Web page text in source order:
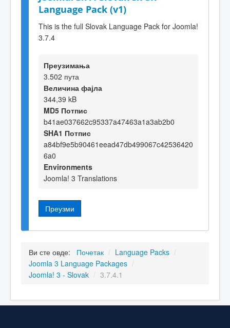
Language Pack (v1)
This is the full Slovak Language Pack for Joomla!
3.7.4
Преузимања
3.502 пута
Величина фајла
344,39 kB
MD5 Потпис
b41ae037662c95337a47463a1a3ab2b0
SHA1 Потпис
a84bf9e5b90461eead47db499067c42536420
6a0
Environments
Joomla! 3 Translations
Преузми
Ви сте овде: Почетак / Language Packs /
Joomla 3 Language Packages /
Joomla! 3 - Slovak / 3.7.4.1